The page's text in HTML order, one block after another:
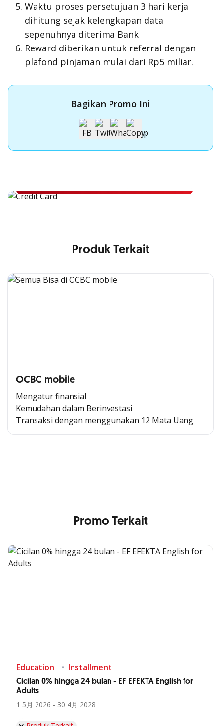
Waktu proses persetujuan 3 hari kerja
dihitung sejak kelengkapan data
sepenuhnya diterima Bank
Reward diberikan untuk referral dengan
plafond pinjaman mulai dari Rp5 miliar.
Bagikan Promo Ini
Apply Kartu Kredit OCBC NISP
Produk Terkait
OCBC mobile
Mengatur finansial
Kemudahan dalam Berinvestasi
Transaksi dengan menggunakan 12 Mata Uang
Cross Selling Banner Global
Promo Terkait
Education Installment
Cicilan 0% hingga 24 bulan - EF EFEKTA English for
Adults
1 5月 2026 - 30 4月 2028